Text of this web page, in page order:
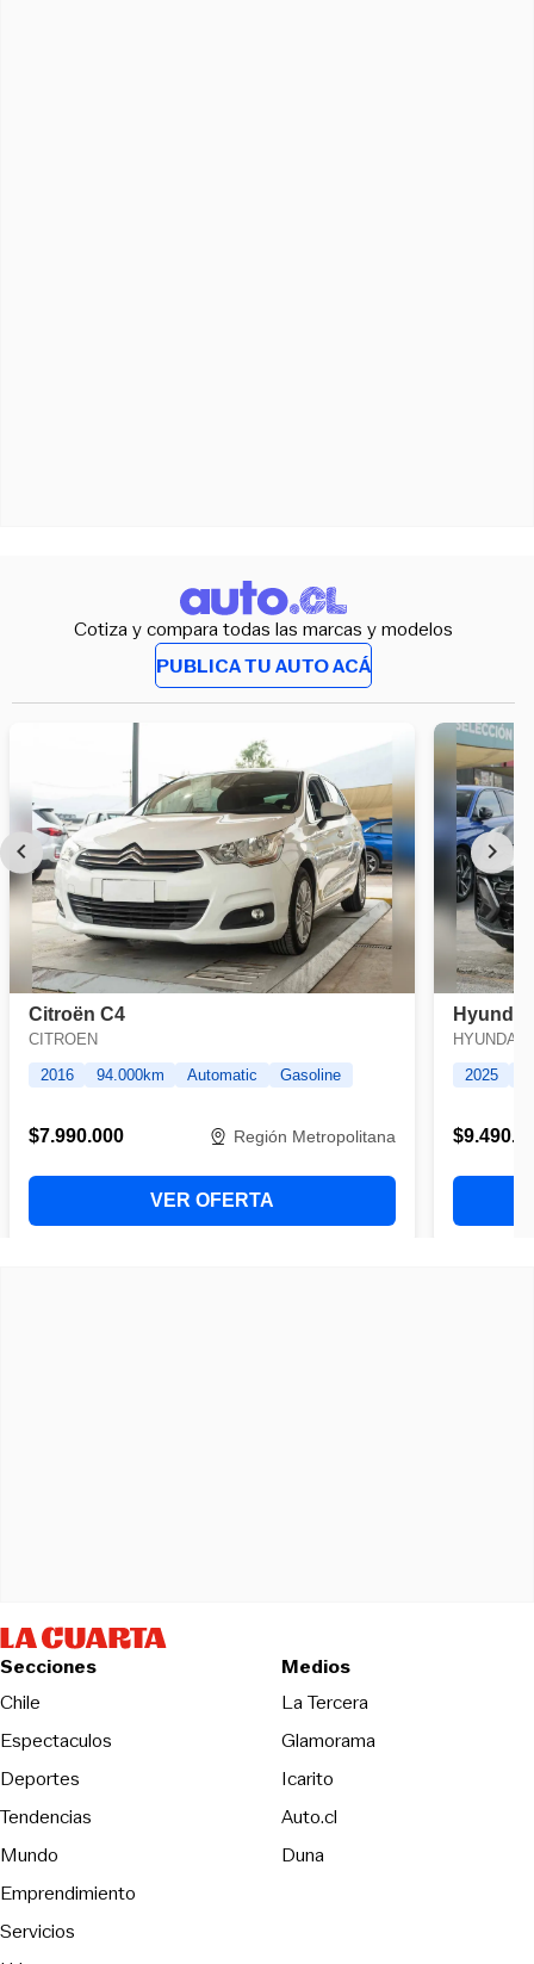
Cotiza y compara todas las marcas y modelos
PUBLICA TU AUTO ACÁ
Secciones
Chile
Espectaculos
Deportes
Tendencias
Mundo
Emprendimiento
Servicios
Medios
La TerceraOpens in new
Glamorama
Icarito
Auto.cl
DunaOpens in new window